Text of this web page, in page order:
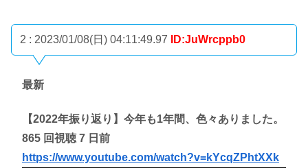
2 : 2023/01/08(日) 04:11:49.97 ID:JuWrcppb0
最新
【2022年振り返り】今年も1年間、色々ありました。
865 回視聴 7 日前
https://www.youtube.com/watch?v=kYcqZPhtXXk